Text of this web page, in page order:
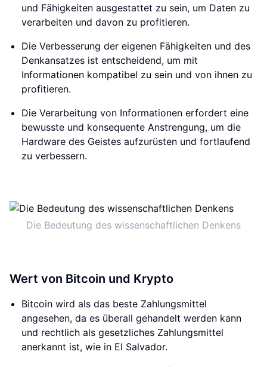
und Fähigkeiten ausgestattet zu sein, um Daten zu
verarbeiten und davon zu profitieren.
Die Verbesserung der eigenen Fähigkeiten und des
Denkansatzes ist entscheidend, um mit
Informationen kompatibel zu sein und von ihnen zu
profitieren.
Die Verarbeitung von Informationen erfordert eine
bewusste und konsequente Anstrengung, um die
Hardware des Geistes aufzurüsten und fortlaufend
zu verbessern.
Die Bedeutung des wissenschaftlichen Denkens
Wert von Bitcoin und Krypto
Bitcoin wird als das beste Zahlungsmittel
angesehen, da es überall gehandelt werden kann
und rechtlich als gesetzliches Zahlungsmittel
anerkannt ist, wie in El Salvador.